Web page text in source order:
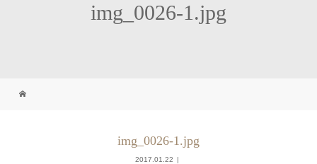
img_0026-1.jpg
img_0026-1.jpg
2017.01.22